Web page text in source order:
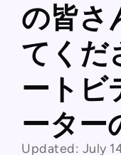
の皆さ
てくだ
ートビ
ーター
Updated: July